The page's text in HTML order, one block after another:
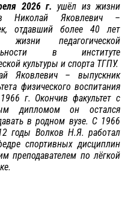
2026 г. ушёл из жизни
Николай Яковлевич –
отдавший более 40 лет
жизни педагогической
в институте
культуры и спорта ТГПУ.
Яковлевич – выпускник
физического воспитания
г. Окончив факультет с
дипломом он остался
в родном вузе. С 1966
годы Волков Н.Я. работал
спортивных дисциплин
преподавателем по лёгкой